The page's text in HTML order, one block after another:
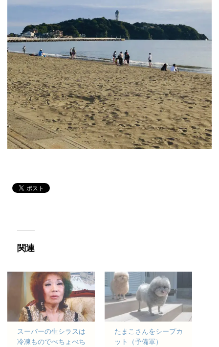
関連
スーパーの生シラスは
冷凍ものでべちょべち
たまこさんをシープカ
ット（予備軍）